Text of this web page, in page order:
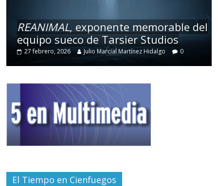
REANIMAL, exponente memorable del
equipo sueco de Tarsier Studios
27 febrero, 2026 Julio Marcial Martínez Hidalgo 0
El Tiempo en Cienfuegos